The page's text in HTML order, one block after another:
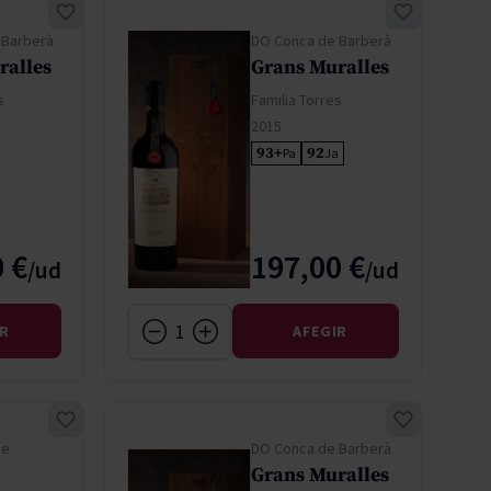
€
DO Conca de Barberà
Grans Muralles
Familia Torres
2015
93+Pa 92Ja
197,00 €
AFEGIR
DO Conca de Barberà
Grans Muralles